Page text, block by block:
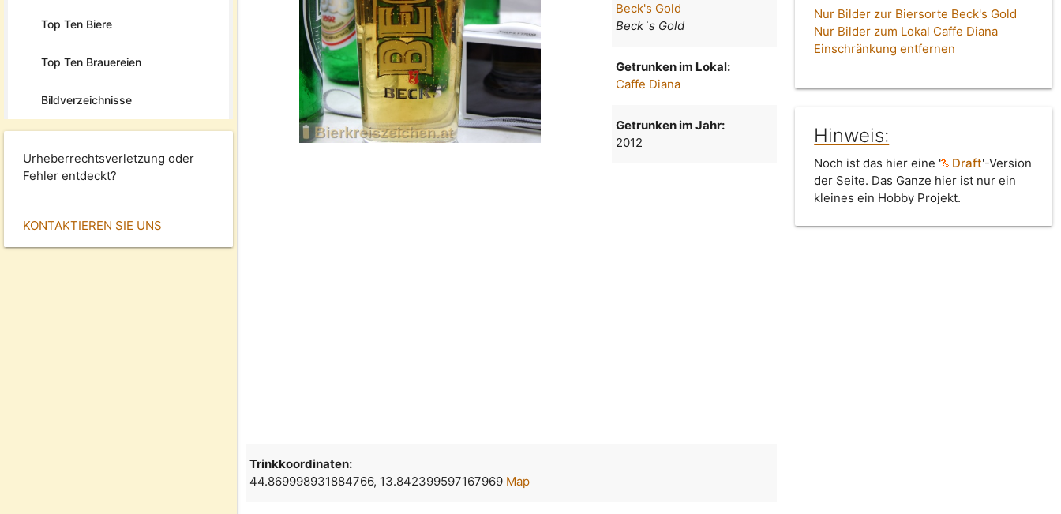
Top Ten Biere
Top Ten Brauereien
Bildverzeichnisse
Urheberrechtsverletzung oder
Fehler entdeckt?
KONTAKTIEREN SIE UNS
Beck's Gold
Beck`s Gold
Getrunken im Lokal:
Caffe Diana
Getrunken im Jahr:
2012
Nur Bilder zur Biersorte Beck's Gold
Nur Bilder zum Lokal Caffe Diana
Einschränkung entfernen
Hinweis:
Noch ist das hier eine ' Draft'-Version
der Seite. Das Ganze hier ist nur ein
kleines ein Hobby Projekt.
Trinkkoordinaten:
44.869998931884766, 13.842399597167969 Map